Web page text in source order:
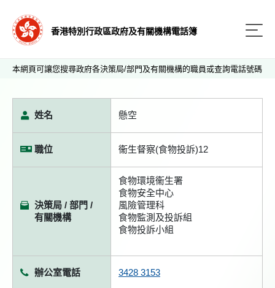
香港特別行政區政府及有關機構電話簿
本網頁可讓您搜尋政府各決策局/部門及有關機構的職員或查詢電話號碼
姓名 懸空
職位 衞生督察(食物投訴)12
決策局 / 部門 /
有關機構
食物環境衞生署
食物安全中心
風險管理科
食物監測及投訴組
食物投訴小組
辦公室電話 3428 3153